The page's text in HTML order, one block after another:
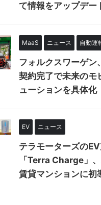
て情報をアップデー
MaaS ニュース 自動運
フォルクスワーゲ
契約完了で未来のモ
ューションを具体化
EV ニュース
テラモーターズの
「Terra Charge」
賃貸マンションに初